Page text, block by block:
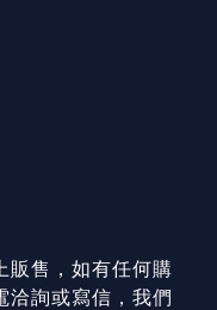
販售，如有任何購
洽詢或寫信，我們